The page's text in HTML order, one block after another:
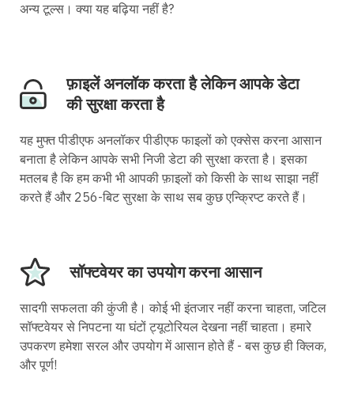
अन्य टूल्स। क्या यह बढ़िया नहीं है?
फ़ाइलें अनलॉक करता है लेकिन आपके डेटा
की सुरक्षा करता है
यह मुफ्त पीडीएफ अनलॉकर पीडीएफ फाइलों को एक्सेस करना आसान
बनाता है लेकिन आपके सभी निजी डेटा की सुरक्षा करता है। इसका
मतलब है कि हम कभी भी आपकी फ़ाइलों को किसी के साथ साझा नहीं
करते हैं और 256-बिट सुरक्षा के साथ सब कुछ एन्क्रिप्ट करते हैं।
सॉफ्टवेयर का उपयोग करना आसान
सादगी सफलता की कुंजी है। कोई भी इंतजार नहीं करना चाहता, जटिल
सॉफ्टवेयर से निपटना या घंटों ट्यूटोरियल देखना नहीं चाहता। हमारे
उपकरण हमेशा सरल और उपयोग में आसान होते हैं - बस कुछ ही क्लिक,
और पूर्ण!